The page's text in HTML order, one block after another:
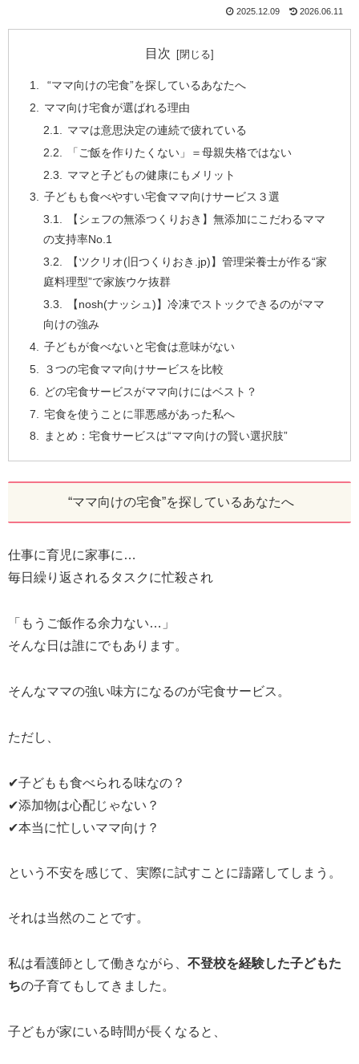
2025.12.09 2026.06.11
目次
“ママ向けの宅食”を探しているあなたへ
ママ向け宅食が選ばれる理由
ママは意思決定の連続で疲れている
「ご飯を作りたくない」＝母親失格ではない
ママと子どもの健康にもメリット
子どもも食べやすい宅食ママ向けサービス３選
【シェフの無添つくりおき】無添加にこだわるママ
の支持率No.1
【ツクリオ(旧つくりおき.jp)】管理栄養士が作る“家
庭料理型”で家族ウケ抜群
【nosh(ナッシュ)】冷凍でストックできるのがママ
向けの強み
子どもが食べないと宅食は意味がない
３つの宅食ママ向けサービスを比較
どの宅食サービスがママ向けにはベスト？
宅食を使うことに罪悪感があった私へ
まとめ：宅食サービスは“ママ向けの賢い選択肢”
“ママ向けの宅食”を探しているあなたへ
仕事に育児に家事に…
毎日繰り返されるタスクに忙殺され
「もうご飯作る余力ない…」
そんな日は誰にでもあります。
そんなママの強い味方になるのが宅食サービス。
ただし、
✔子どもも食べられる味なの？
✔添加物は心配じゃない？
✔本当に忙しいママ向け？
という不安を感じて、実際に試すことに躊躇してしまう。
それは当然のことです。
私は看護師として働きながら、 不登校を経験した子どもた
ちの子育てもしてきました。
子どもが家にいる時間が長くなると、